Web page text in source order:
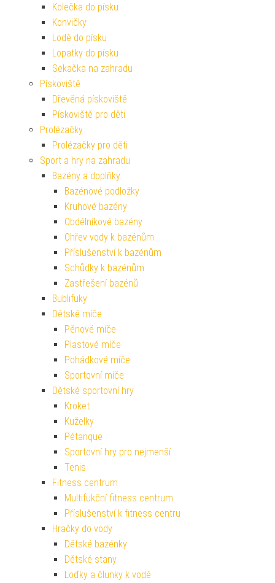
Kolečka do písku
Konvičky
Lodě do písku
Lopatky do písku
Sekačka na zahradu
Pískoviště
Dřevěná pískoviště
Pískoviště pro děti
Prolézačky
Prolézačky pro děti
Sport a hry na zahradu
Bazény a doplňky
Bazénové podložky
Kruhové bazény
Obdélníkové bazény
Ohřev vody k bazénům
Příslušenství k bazénům
Schůdky k bazénům
Zastřešení bazénů
Bublifuky
Dětské míče
Pěnové míče
Plastové míče
Pohádkové míče
Sportovní míče
Dětské sportovní hry
Kroket
Kuželky
Pétanque
Sportovní hry pro nejmenší
Tenis
Fitness centrum
Multifukční fitness centrum
Příslušenství k fitness centru
Hračky do vody
Dětské bazénky
Dětské stany
Loďky a člunky k vodě